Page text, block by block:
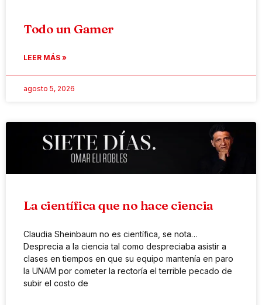
Todo un Gamer
LEER MÁS »
agosto 5, 2026
La científica que no hace ciencia
Claudia Sheinbaum no es científica, se nota…
Desprecia a la ciencia tal como despreciaba asistir a
clases en tiempos en que su equipo mantenía en paro
la UNAM por cometer la rectoría el terrible pecado de
subir el costo de